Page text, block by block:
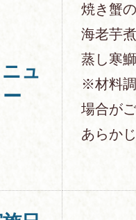
ュ
ー
焼き蟹
海老芋
蒸し寒
※材料
場合が
あらか